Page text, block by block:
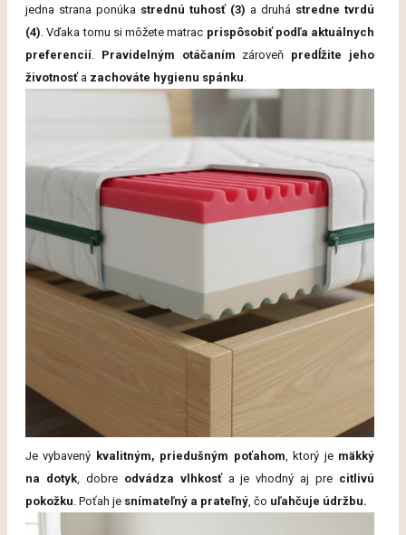
jedna strana ponúka strednú tuhosť (3) a druhá stredne tvrdú
(4).Vďakatomu si môžetematrac prispôsobiť podľa aktuálnych
preferencií. Pravidelným otáčaním zároveň predĺžite jeho
životnosť a zachováte hygienu spánku.
Jevybavený kvalitným, priedušným poťahom, ktorý je mäkký
na dotyk, dobre odvádza vlhkosť ajevhodný ajpre citlivú
pokožku. Poťah je snímateľný a prateľný, čo uľahčuje údržbu.